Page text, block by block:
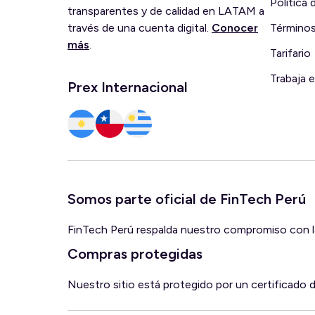
transparentes y de calidad en LATAM a
través de una cuenta digital. Conocer
más.
Prex Internacional
Tarifario
Trabaja
Somos parte oficial de FinTech Perú
FinTech Perú respalda nuestro compromiso
Compras protegidas
Nuestro sitio está protegido por un certificado